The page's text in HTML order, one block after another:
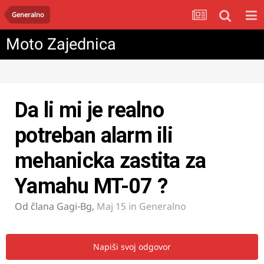
Generalno
Moto Zajednica
Da li mi je realno
potreban alarm ili
mehanicka zastita za
Yamahu MT-07 ?
Od člana Gagi-Bg, Maj 15 in Generalno
Napiši svoj odgovor